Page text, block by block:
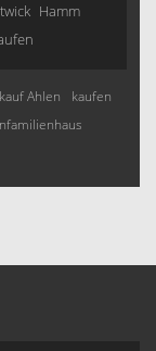
Hamm
Ahlen
kaufen